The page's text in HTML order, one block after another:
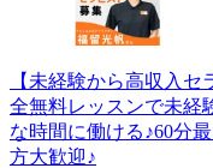
【未経験から高収入
全無料レッスンで未経
な時間に働ける♪60分
方大歓迎♪